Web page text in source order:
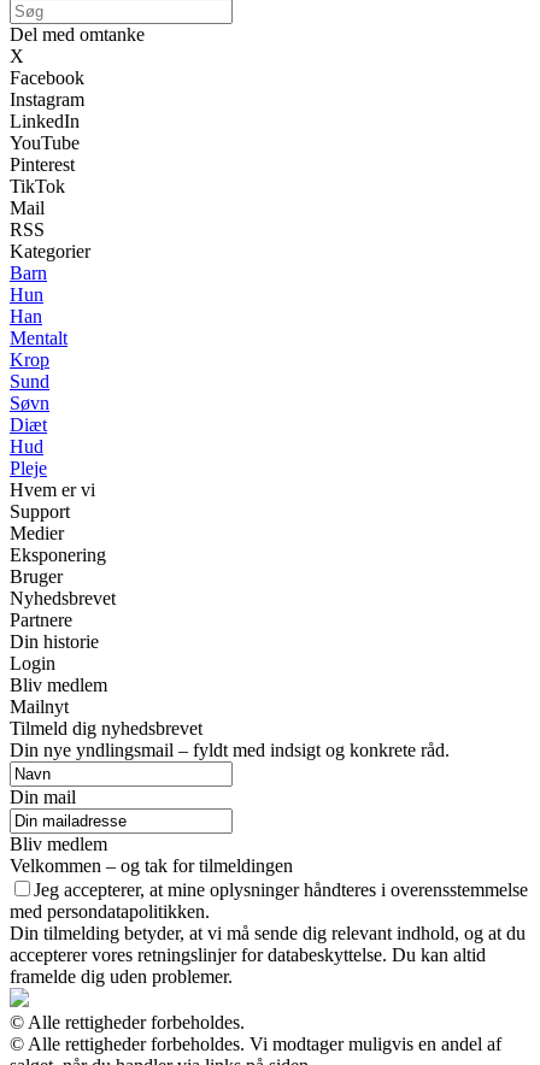
Del med omtanke
X
Facebook
Instagram
LinkedIn
YouTube
Pinterest
TikTok
Mail
RSS
Kategorier
Barn
Hun
Han
Mentalt
Krop
Sund
Søvn
Diæt
Hud
Pleje
Hvem er vi
Support
Medier
Eksponering
Bruger
Nyhedsbrevet
Partnere
Din historie
Login
Bliv medlem
Mailnyt
Tilmeld dig nyhedsbrevet
Din nye yndlingsmail – fyldt med indsigt og konkrete råd.
Din mail
Bliv medlem
Velkommen – og tak for tilmeldingen
Jeg accepterer, at mine oplysninger håndteres i overensstemmelse
med persondatapolitikken.
Din tilmelding betyder, at vi må sende dig relevant indhold, og at du
accepterer vores retningslinjer for databeskyttelse. Du kan altid
framelde dig uden problemer.
© Alle rettigheder forbeholdes.
© Alle rettigheder forbeholdes. Vi modtager muligvis en andel af